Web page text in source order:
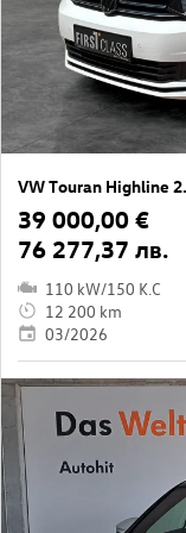
VW Touran Highline
39 000,00 €
76 277,37 лв.
110 kW/150 K.C
12 200 km
03/2026